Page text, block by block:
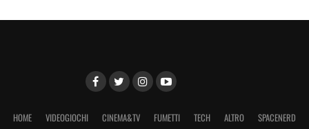
HOME VIDEOGIOCHI CINEMA&TV FUMETTI TECH ALTRO SPACENERD